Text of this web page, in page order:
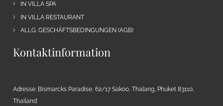
IN VILLA SPA
IN VILLA RESTAURANT
ALLG. GESCHÄFTSBEDINGUNGEN (AGB)
Kontaktinformation
Adresse: Bismarcks Paradise, 62/17 Sakoo, Thalang, Phuket 83110,
Thailand